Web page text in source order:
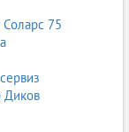
замърсяване и
75
Диков